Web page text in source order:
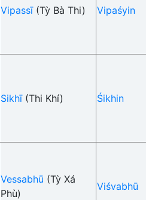
Vipassī(Tỳ Bà Thi) Vipaśyin
Sikhī(Thi Khí) Śikhin
Vessabhū (Tỳ Xá
Phù)
Viśvabhū